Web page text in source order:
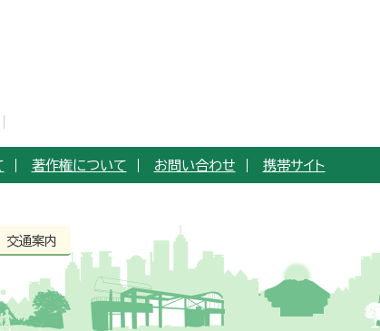
著作権について お問い合わせ 携帯サイト
交通案内